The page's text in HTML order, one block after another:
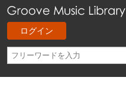
ログイン